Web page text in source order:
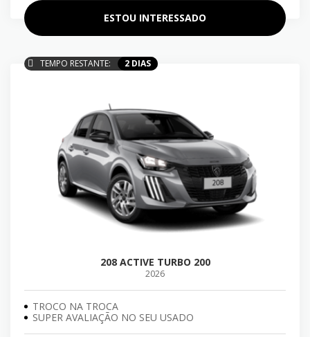
ESTOU INTERESSADO
TEMPO RESTANTE: 2 DIAS
208 ACTIVE TURBO 200
2026
TROCO NA TROCA
SUPER AVALIAÇÃO NO SEU USADO